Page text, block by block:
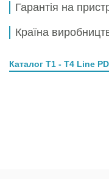
Гарантія на
Країна
Каталог T1 - T4 Line